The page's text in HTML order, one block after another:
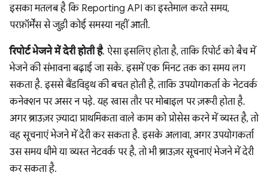
इसका मतलब है कि Reporting API का इस्तेमाल करते समय,
परफ़ॉर्मेंस से जुड़ी कोई समस्या नहीं आती.
रिपोर्ट भेजने में देरी होती है. ऐसा इसलिए होता है, ताकि रिपोर्ट को बैच में
भेजने की संभावना बढ़ाई जा सके. इसमें एक मिनट तक का समय लग
सकता है. इससे बैंडविड्थ की बचत होती है, ताकि उपयोगकर्ता के नेटवर्क
कनेक्शन पर असर न पड़े. यह खास तौर पर मोबाइल पर ज़रूरी होता है.
अगर ब्राउज़र ज़्यादा प्राथमिकता वाले काम को प्रोसेस करने में व्यस्त है, तो
वह सूचनाएं भेजने में देरी कर सकता है. इसके अलावा, अगर उपयोगकर्ता
उस समय धीमे या व्यस्त नेटवर्क पर है, तो भी ब्राउज़र सूचनाएं भेजने में देरी
कर सकता है.